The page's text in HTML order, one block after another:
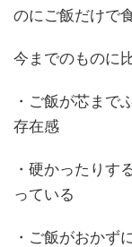
のにご飯だけで
今までのものに
・ご飯が芯まで
存在感
・硬かったりす
っている
・ご飯がおかず